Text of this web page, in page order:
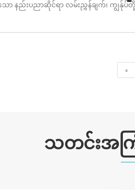
ော နည်းပညာဆိုင်ရာ လမ်းညွှန်ချက်၊ က
«
သတင်းအကြံ